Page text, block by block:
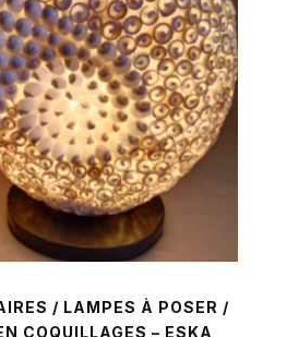
/ LAMPES À POSER /
COQUILLAGES – ESKA